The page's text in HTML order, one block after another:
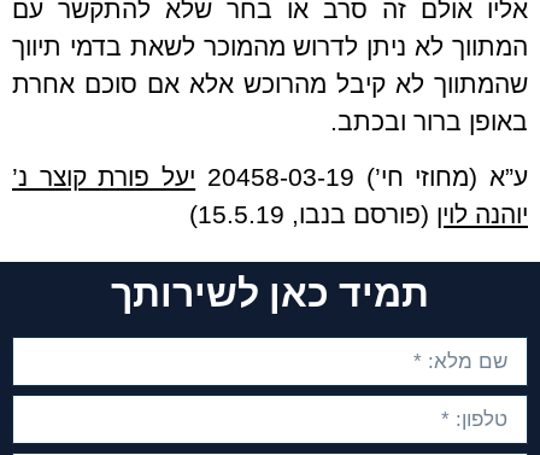
אליו אולם זה סרב או בחר שלא להתקשר עם
המתווך לא ניתן לדרוש מהמוכר לשאת בדמי תיווך
שהמתווך לא קיבל מהרוכש אלא אם סוכם אחרת
באופן ברור ובכתב.
ע”א (מחוזי חי’) 20458-03-19
יעל פורת קוצר נ’
יוהנה לוין (פורסם בנבו, 15.5.19)
תמיד כאן לשירותך